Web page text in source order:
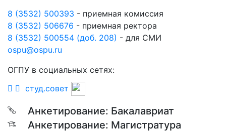
8 (3532) 500393 - приемная комиссия
8 (3532) 506676 - приемная ректора
8 (3532) 500554 (доб. 208) - для СМИ
ospu@ospu.ru
ОГПУ в социальных сетях:
студ.совет
Анкетирование: Бакалавриат
Анкетирование: Магистратура